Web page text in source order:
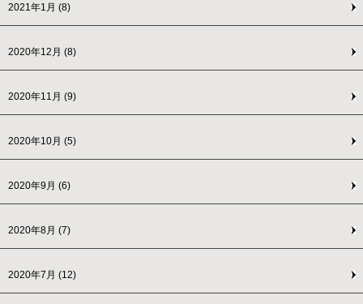
2021年1月 (8)
2020年12月 (8)
2020年11月 (9)
2020年10月 (5)
2020年9月 (6)
2020年8月 (7)
2020年7月 (12)